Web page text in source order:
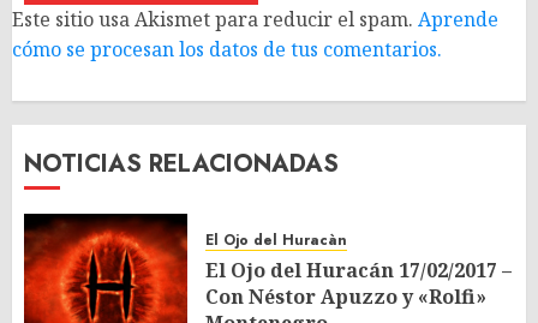
Este sitio usa Akismet para reducir el spam. Aprende
cómo se procesan los datos de tus comentarios.
NOTICIAS RELACIONADAS
El Ojo del Huracàn
El Ojo del Huracán 17/02/2017 –
Con Néstor Apuzzo y «Rolfi»